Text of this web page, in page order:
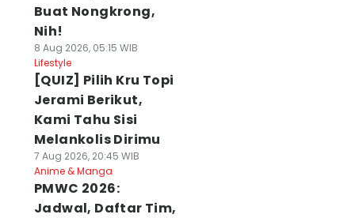
Buat Nongkrong,
Nih!
8 Aug 2026, 05:15 WIB
Lifestyle
[QUIZ] Pilih Kru Topi
Jerami Berikut,
Kami Tahu Sisi
Melankolis Dirimu
7 Aug 2026, 20:45 WIB
Anime & Manga
PMWC 2026:
Jadwal, Daftar Tim,